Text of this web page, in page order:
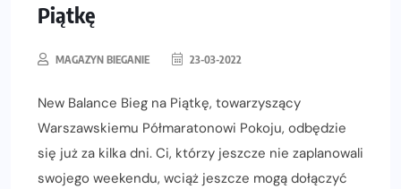
Piątkę
MAGAZYN BIEGANIE 23-03-2022
New Balance Bieg na Piątkę, towarzyszący
Warszawskiemu Półmaratonowi Pokoju, odbędzie
się już za kilka dni. Ci, którzy jeszcze nie zaplanowali
swojego weekendu, wciąż jeszcze mogą dołączyć